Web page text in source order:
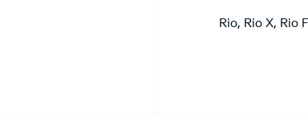
Rio, Rio X, Rio